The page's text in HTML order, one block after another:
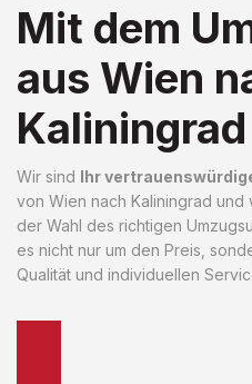
Mit dem
aus Wien
Kaliningrad
Wir sind Ihr
von Wien nach Kaliningrad und
der Wahl des richtigen
es nicht nur um den Preis,
Qualität und individuellen